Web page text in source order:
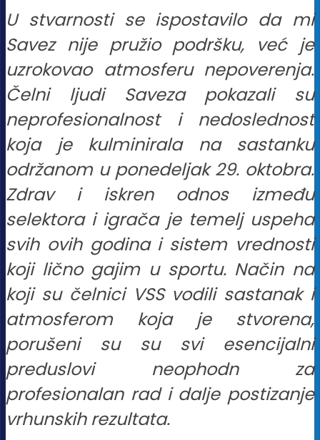
U stvarnosti se ispostavilo da mi
Savez nije pružio podršku, već je
uzrokovao atmosferu nepoverenja.
Čelni ljudi Saveza pokazali su
neprofesionalnost i nedoslednost
koja je kulminirala na sastanku
održanom u ponedeljak 29. oktobra.
Zdrav i iskren odnos između
selektora i igrača je temelj uspeha
svih ovih godina i sistem vrednosti
koji lično gajim u sportu. Način na
koji su čelnici VSS vodili sastanak i
atmosferom koja je stvorena,
porušeni su su svi esencijalni
preduslovi neophodn za
profesionalan rad i dalje postizanje
vrhunskih rezultata.